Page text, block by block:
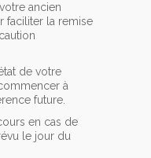
ancien
faciliter la remise
de votre
à
future.
en cas de
le jour du